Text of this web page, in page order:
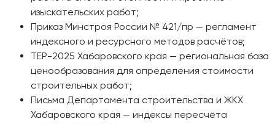
изыскательских работ;
Приказ Минстроя России № 421/пр — регламент
индексного и ресурсного методов расчётов;
ТЕР-2025 Хабаровского края — региональная база
ценообразования для определения стоимости
строительных работ;
Письма Департамента строительства и ЖКХ
Хабаровского края — индексы пересчёта